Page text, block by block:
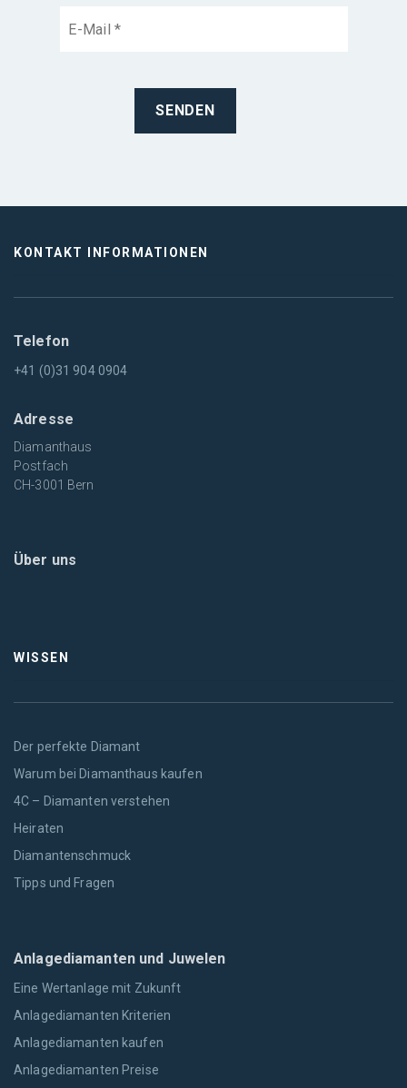
KONTAKT INFORMATIONEN
Telefon
+41 (0)31 904 0904
Adresse
Diamanthaus
Postfach
CH-3001 Bern
Über uns
WISSEN
Der perfekte Diamant
Warum bei Diamanthaus kaufen
4C – Diamanten verstehen
Heiraten
Diamantenschmuck
Tipps und Fragen
Anlagediamanten und Juwelen
Eine Wertanlage mit Zukunft
Anlagediamanten Kriterien
Anlagediamanten kaufen
Anlagediamanten Preise